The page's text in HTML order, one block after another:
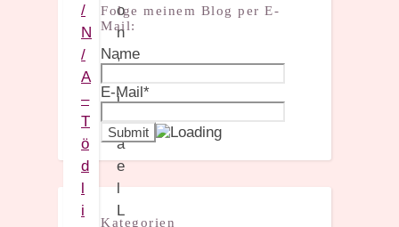
/
N
/
A
–
T
ö
d
l
i
Folge meinem Blog per E-
Mail:
Name
E-Mail*
Kategorien